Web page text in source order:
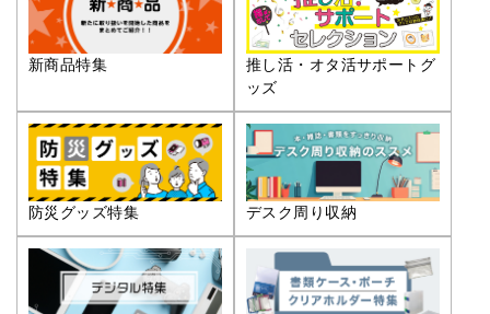
新商品特集
推し活・オタ活サポートグ
ッズ
防災グッズ特集 デスク周り収納